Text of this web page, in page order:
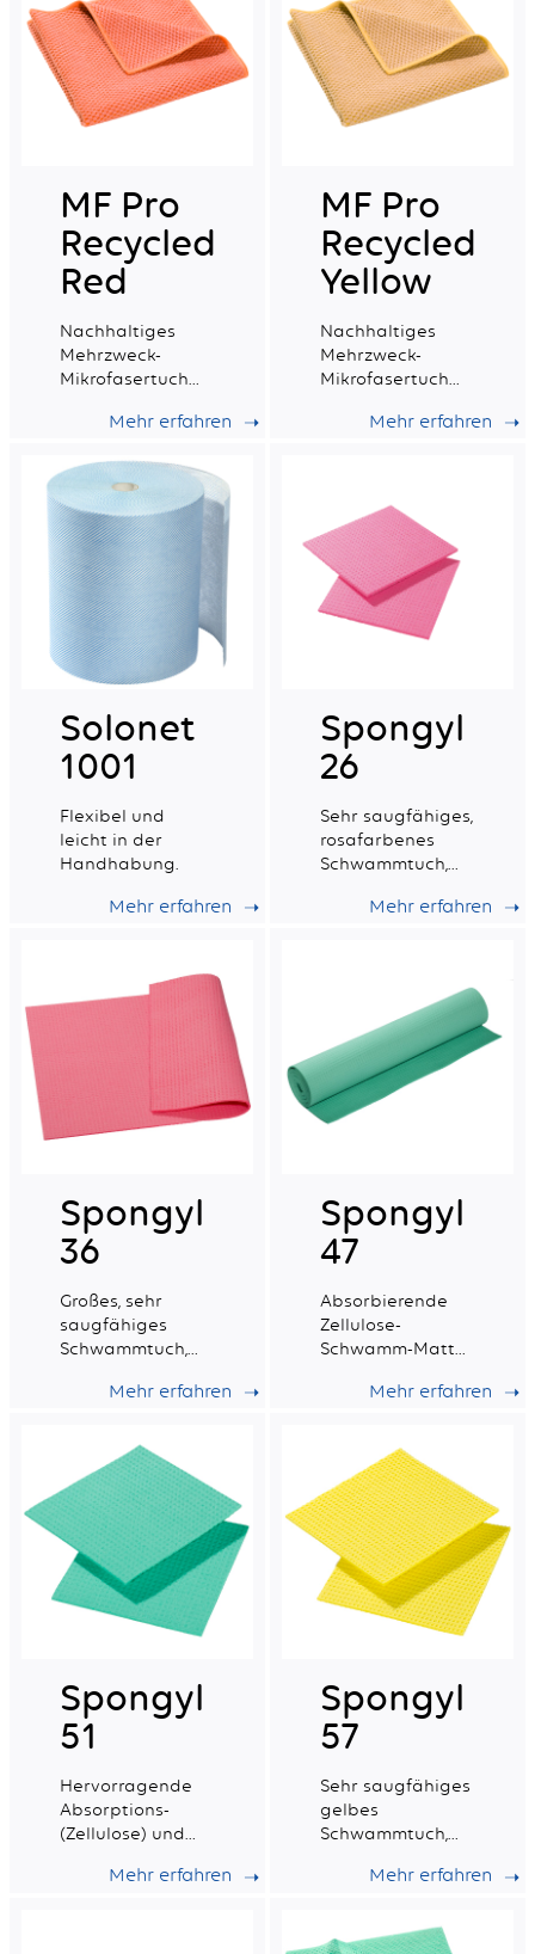
MF Pro
Recycled
Red
Nachhaltiges
Mehrzweck-
Mikrofasertuch
Arten vonMehr erfahren
MF Pro
Recycled
Yellow
Nachhaltiges
Mehrzweck-
Mikrofasertuch
recyceltemMehr erfahren
Solonet
1001
Flexibel und
leicht in der
Handhabung.
Mehr erfahren
Spongyl
26
Sehr saugfähiges,
rosafarbenes
Schwammtuch,
synthetischen
Mehr erfahren
Spongyl
36
Großes, sehr
saugfähiges
Schwammtuch,
Baumwollgewebe
Mehr erfahren
Spongyl
47
Absorbierende
Zellulose-
Schwamm-Matte
einemMehr erfahren
Spongyl
51
Hervorragende
Absorptions-
(Zellulose) und
Mehr erfahren
Spongyl
57
Sehr saugfähiges
gelbes
Schwammtuch,
einemMehr erfahren